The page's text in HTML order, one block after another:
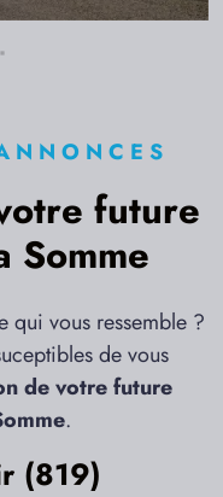
future
Somme
qui vous ressemble ?
de vous
de votre future
.
(819)